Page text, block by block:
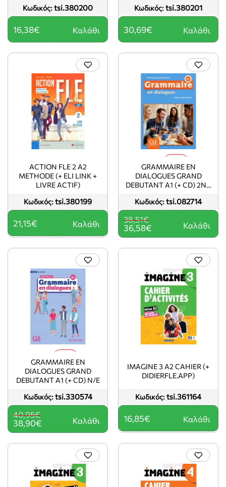
Κωδικός: tsi.380200
16,38€ Καλάθι
Κωδικός: tsi.380201
30,69€ Καλάθι
Κωδικός: tsi.380199
ACTION FLE 2 A2
METHODE (+ ELI LINK +
LIVRE ACTIF)
21,15€ Καλάθι
Κωδικός: tsi.082714
GRAMMAIRE EN
DIALOGUES GRAND
DEBUTANT A1 (+ CD) 2ND
36,58€
38,51€
Καλάθι
Κωδικός: tsi.330574
GRAMMAIRE EN
DIALOGUES GRAND
DEBUTANT A1 (+ CD) N/E
38,90€
40,95€
Καλάθι
Κωδικός: tsi.361164
IMAGINE 3 A2 CAHIER (+
DIDIERFLE.APP)
16,85€ Καλάθι